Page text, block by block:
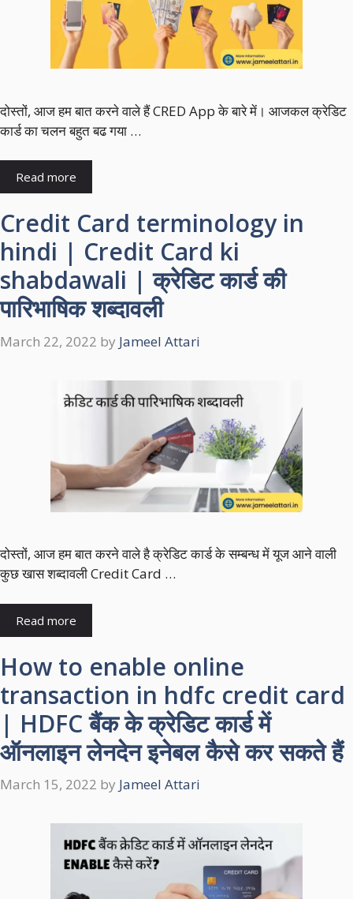
दोस्तों, आज हम बात करने वाले हैं CRED App के बारे में। आजकल क्रेडिट
कार्ड का चलन बहुत बढ गया …
Read more
Credit Card terminology in
hindi | Credit Card ki
shabdawali | क्रेडिट कार्ड की
पारिभाषिक शब्‍दावली
March 22, 2022 by Jameel Attari
दोस्‍तों, आज हम बात करने वाले है क्रेडिट कार्ड के सम्‍बन्‍ध में यूज आने वाली
कुछ खास शब्‍दावली Credit Card …
Read more
How to enable online
transaction in hdfc credit card
| HDFC बैंक के क्रेडिट कार्ड में
ऑनलाइन लेनदेन इनेबल कैसे कर सकते हैं
March 15, 2022 by Jameel Attari